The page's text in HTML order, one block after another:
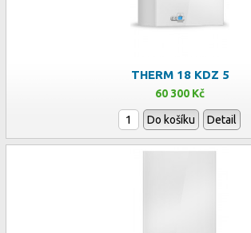
THERM 18 KDZ 5
60 300 Kč
Do košíku Detail